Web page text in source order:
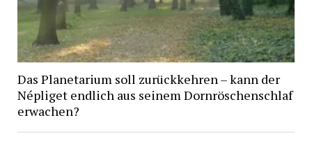
Das Planetarium soll zurückkehren – kann der
Népliget endlich aus seinem Dornröschenschlaf
erwachen?